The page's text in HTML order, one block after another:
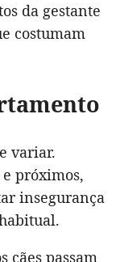
da gestante
costumam
variar.
próximos,
insegurança
cães passam